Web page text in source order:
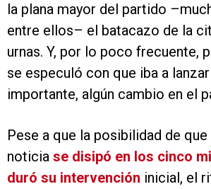
la plana mayor del partido
entre ellos– el batacazo de la
urnas. Y, por lo poco frecuente,
se especuló con que iba a
importante, algún cambio en el
Pese a que la posibilidad de que
noticia se disipó en los cinco
duró su intervención inicial, el